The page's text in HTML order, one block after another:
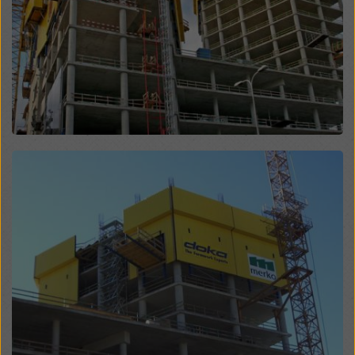
manière soient soumises à l'accès des autorités de
ces pays tiers à des fins de contrôle et de surveillance
et qu'il n'y ait pas de recours juridique efficace contre
cela. Vous pouvez rejeter tous les cookies nécessitant
un consentement en cliquant sur « Rejeter » ou en
ajustant vosparamètres de cookiesen cliquant sur les
paramètres de cookies au bas de ce site web et en
utilisant les cases à cocher correspondantes. Vous
avec effet futur et sans indication de motif, en cliquant
paramètres de cookies au bas de ce site web.
Vous trouverez de plus amples informations sur nos
dans notre politique de confidentialité. Nous
vous offrons également la possibilité de sélectionner
vos cookies (paramètres avancés des cookies).